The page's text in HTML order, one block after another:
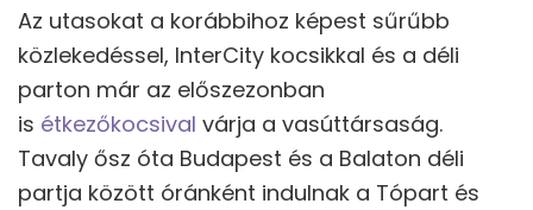
Az utasokat a korábbihoz képest sűrűbb
közlekedéssel, InterCity kocsikkal és a déli
parton már az előszezonban
is étkezőkocsival várja a vasúttársaság.
Tavaly ősz óta Budapest és a Balaton déli
partja között óránként indulnak a Tópart és